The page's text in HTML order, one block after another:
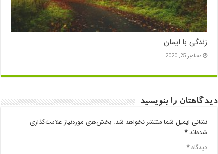
زندگی با ایمان
دسامبر 25, 2020
دیدگاهتان را بنویسید
نشانی ایمیل شما منتشر نخواهد شد. بخش‌های موردنیاز علامت‌گذاری
شده‌اند*
دیدگاه*